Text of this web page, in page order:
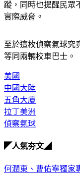
除有飛往美國本土的
蹤，同時也提醒民眾
至於這枚偵察氣球究
美國
中國大陸
五角大廈
拉丁美洲